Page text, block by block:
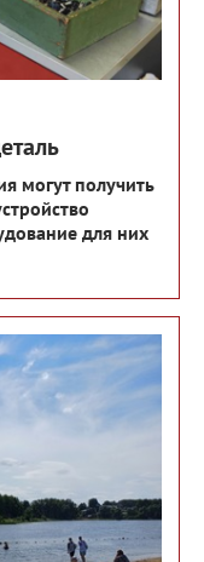
могут получить
для них